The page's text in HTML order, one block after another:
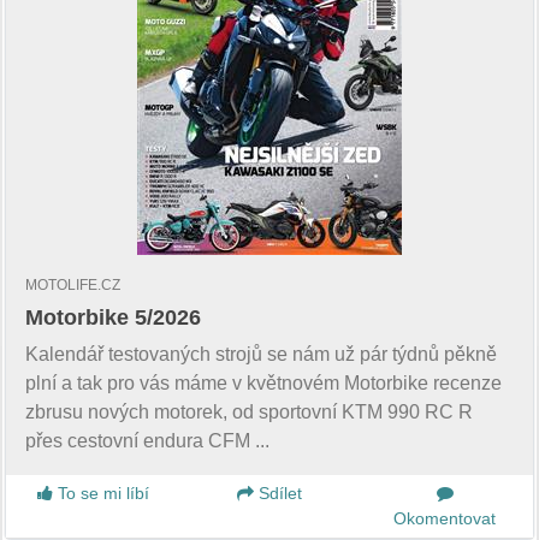
MOTOLIFE.CZ
Motorbike 5/2026
Kalendář testovaných strojů se nám už pár týdnů pěkně
plní a tak pro vás máme v květnovém Motorbike recenze
zbrusu nových motorek, od sportovní KTM 990 RC R
přes cestovní endura CFM ...
To se mi líbí
Sdílet
Okomentovat